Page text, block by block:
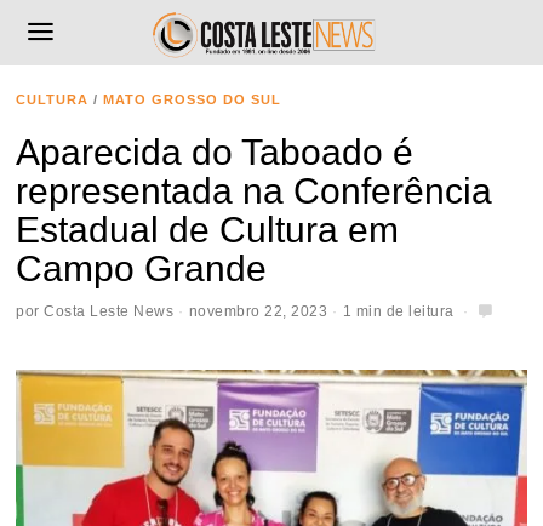
CULTURA / MATO GROSSO DO SUL
Aparecida do Taboado é
representada na Conferência
Estadual de Cultura em
Campo Grande
porCosta Leste News novembro 22, 2023 1 min de leitura